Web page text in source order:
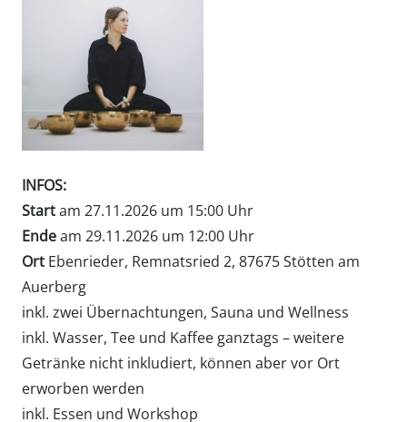
INFOS:
Startam 27.11.2026 um 15:00 Uhr
Endeam 29.11.2026 um 12:00 Uhr
Ort Ebenrieder, Remnatsried 2, 87675 Stötten am
Auerberg
inkl. zwei Übernachtungen, Sauna und Wellness
inkl. Wasser, Tee und Kaffee ganztags – weitere
Getränke nicht inkludiert, können aber vor Ort
erworben werden
inkl. Essen und Workshop